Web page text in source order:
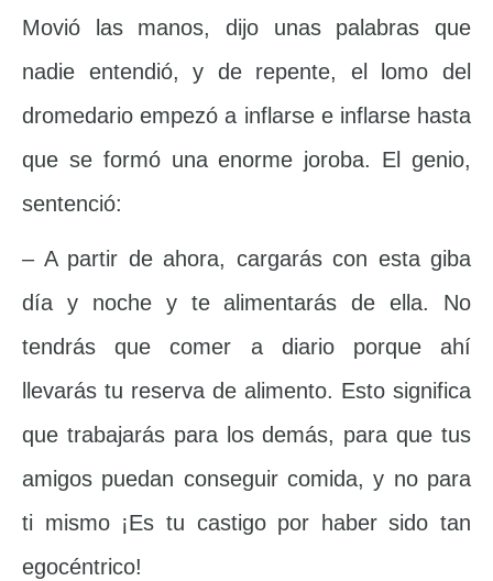
Movió las manos, dijo unas palabras que
nadie entendió, y de repente, el lomo del
dromedario empezó a inflarse e inflarse hasta
que se formó una enorme joroba. El genio,
sentenció:
– A partir de ahora, cargarás con esta giba
día y noche y te alimentarás de ella. No
tendrás que comer a diario porque ahí
llevarás tu reserva de alimento. Esto significa
que trabajarás para los demás, para que tus
amigos puedan conseguir comida, y no para
ti mismo ¡Es tu castigo por haber sido tan
egocéntrico!